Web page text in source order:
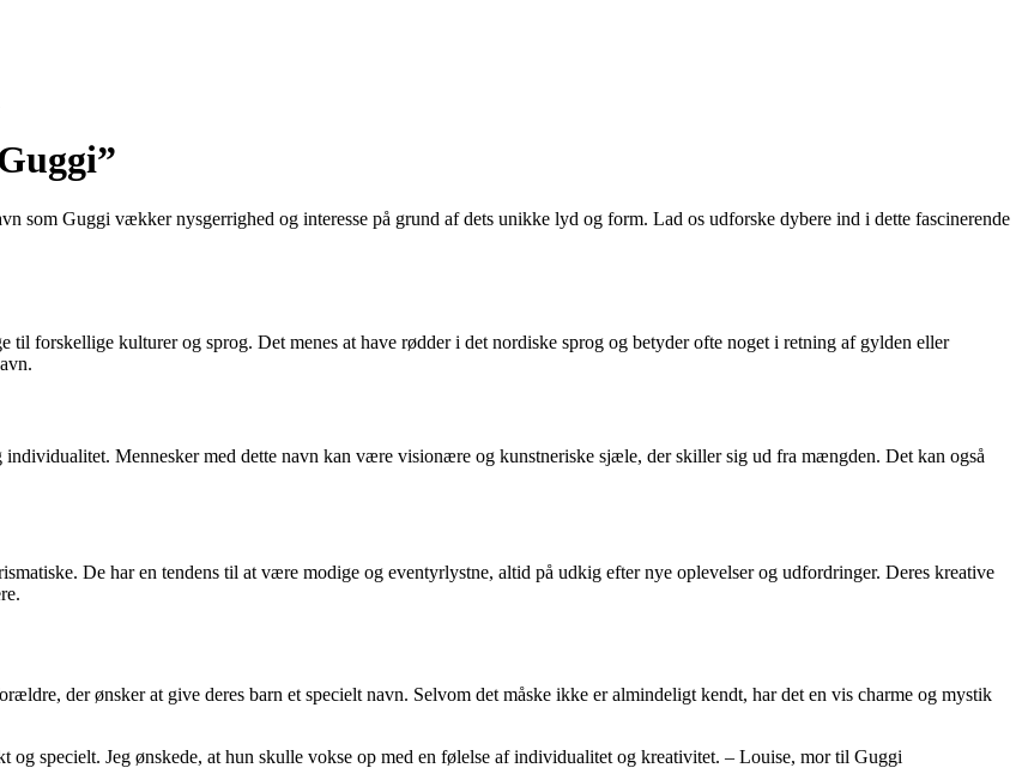
som Guggi vækker nysgerrighed og interesse på grund af dets unikke lyd og form. Lad os udforske dybere ind i dette fascinerende
forskellige kulturer og sprog. Det menes at have rødder i det nordiske sprog og betyder ofte noget i retning af gylden eller
Mennesker med dette navn kan være visionære og kunstneriske sjæle, der skiller sig ud fra mængden. Det kan også
De har en tendens til at være modige og eventyrlystne, altid på udkig efter nye oplevelser og udfordringer. Deres kreative
der ønsker at give deres barn et specielt navn. Selvom det måske ikke er almindeligt kendt, har det en vis charme og mystik
specielt. Jeg ønskede, at hun skulle vokse op med en følelse af individualitet og kreativitet. – Louise, mor til Guggi